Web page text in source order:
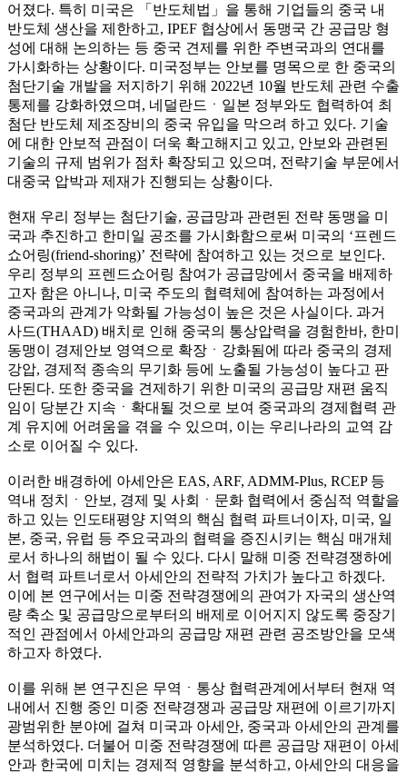
어졌다. 특히 미국은 「반도체법」을 통해 기업들의 중국 내
반도체 생산을 제한하고, IPEF 협상에서 동맹국 간 공급망 형
성에 대해 논의하는 등 중국 견제를 위한 주변국과의 연대를
가시화하는 상황이다. 미국정부는 안보를 명목으로 한 중국의
첨단기술 개발을 저지하기 위해 2022년 10월 반도체 관련 수출
통제를 강화하였으며, 네덜란드ㆍ일본 정부와도 협력하여 최
첨단 반도체 제조장비의 중국 유입을 막으려 하고 있다. 기술
에 대한 안보적 관점이 더욱 확고해지고 있고, 안보와 관련된
기술의 규제 범위가 점차 확장되고 있으며, 전략기술 부문에서
대중국 압박과 제재가 진행되는 상황이다.
현재 우리 정부는 첨단기술, 공급망과 관련된 전략 동맹을 미
국과 추진하고 한미일 공조를 가시화함으로써 미국의 ‘프렌드
쇼어링(friend-shoring)’ 전략에 참여하고 있는 것으로 보인다.
우리 정부의 프렌드쇼어링 참여가 공급망에서 중국을 배제하
고자 함은 아니나, 미국 주도의 협력체에 참여하는 과정에서
중국과의 관계가 악화될 가능성이 높은 것은 사실이다. 과거
사드(THAAD) 배치로 인해 중국의 통상압력을 경험한바, 한미
동맹이 경제안보 영역으로 확장ㆍ강화됨에 따라 중국의 경제
강압, 경제적 종속의 무기화 등에 노출될 가능성이 높다고 판
단된다. 또한 중국을 견제하기 위한 미국의 공급망 재편 움직
임이 당분간 지속ㆍ확대될 것으로 보여 중국과의 경제협력 관
계 유지에 어려움을 겪을 수 있으며, 이는 우리나라의 교역 감
소로 이어질 수 있다.
이러한 배경하에 아세안은 EAS, ARF, ADMM-Plus, RCEP 등
역내 정치ㆍ안보, 경제 및 사회ㆍ문화 협력에서 중심적 역할을
하고 있는 인도태평양 지역의 핵심 협력 파트너이자, 미국, 일
본, 중국, 유럽 등 주요국과의 협력을 증진시키는 핵심 매개체
로서 하나의 해법이 될 수 있다. 다시 말해 미중 전략경쟁하에
서 협력 파트너로서 아세안의 전략적 가치가 높다고 하겠다.
이에 본 연구에서는 미중 전략경쟁에의 관여가 자국의 생산역
량 축소 및 공급망으로부터의 배제로 이어지지 않도록 중장기
적인 관점에서 아세안과의 공급망 재편 관련 공조방안을 모색
하고자 하였다.
이를 위해 본 연구진은 무역ㆍ통상 협력관계에서부터 현재 역
내에서 진행 중인 미중 전략경쟁과 공급망 재편에 이르기까지
광범위한 분야에 걸쳐 미국과 아세안, 중국과 아세안의 관계를
분석하였다. 더불어 미중 전략경쟁에 따른 공급망 재편이 아세
안과 한국에 미치는 경제적 영향을 분석하고, 아세안의 대응을